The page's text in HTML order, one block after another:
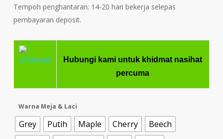
Tempoh penghantaran: 14-20 hari bekerja selepas
pembayaran deposit.
Hubungi kami untuk khidmat nasihat
percuma
Warna Meja & Laci
Grey Putih Maple Cherry
Beech